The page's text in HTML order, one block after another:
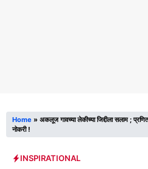
Home » अकलूज गावच्या लेकीच्या जिद्दीला सलाम ;
नोकरी !
INSPIRATIONAL